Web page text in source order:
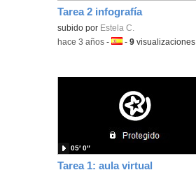
Tarea 2 infografía
Contenido educativo.
subido por Estela C.
-hace 3 años -Idioma:
-9 visualizaciones
Tarea 1: aula virtual
05′ 0″